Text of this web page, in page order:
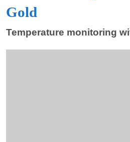
Gold
Temperature monitoring